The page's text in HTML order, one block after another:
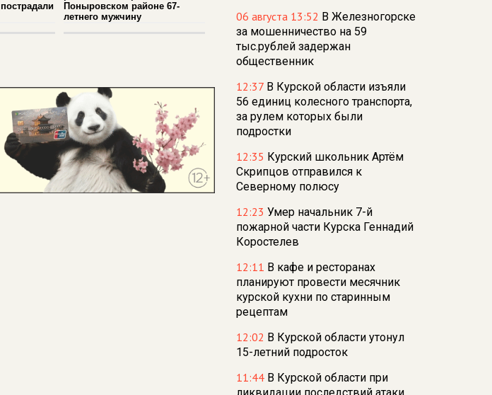
Поныровском районе 67-
летнего мужчину
06 августа 13:52 В Железногорске
за мошенничество на 59
тыс.рублей задержан
общественник
12:37 В Курской области изъяли
56 единиц колесного транспорта,
за рулем которых были
подростки
12:35 Курский школьник Артём
Скрипцов отправился к
Северному полюсу
12:23 Умер начальник 7-й
пожарной части Курска Геннадий
Коростелев
12:11 В кафе и ресторанах
планируют провести месячник
курской кухни по старинным
рецептам
12:02 В Курской области утонул
15-летний подросток
11:44 В Курской области при